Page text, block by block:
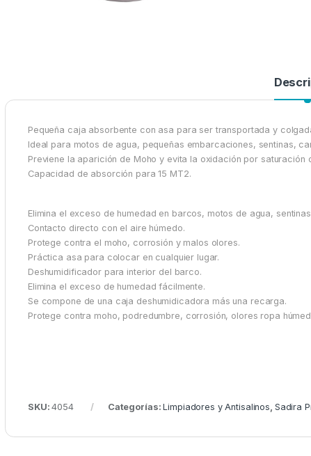
Pequeña caja absorbente con asa para ser transportada y
Ideal para motos de agua, pequeñas embarcaciones, sentinas,
Previene la aparición de Moho y evita la oxidación por saturación
Capacidad de absorción para 15 MT2.
Elimina el exceso de humedad en barcos, motos de agua,
Contacto directo con el aire húmedo.
Protege contra el moho, corrosión y malos olores.
Práctica asa para colocar en cualquier lugar.
Deshumidificador para interior del barco.
Elimina el exceso de humedad fácilmente.
Se compone de una caja deshumidicadora más una recarga.
Protege contra moho, podredumbre, corrosión, olores ropa
SKU:4054 Categorías:Limpiadores y Antisalinos Sadira